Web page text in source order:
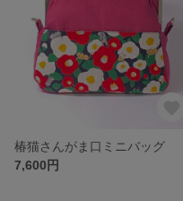
椿猫さんがま口ミニバッグ
7,600円